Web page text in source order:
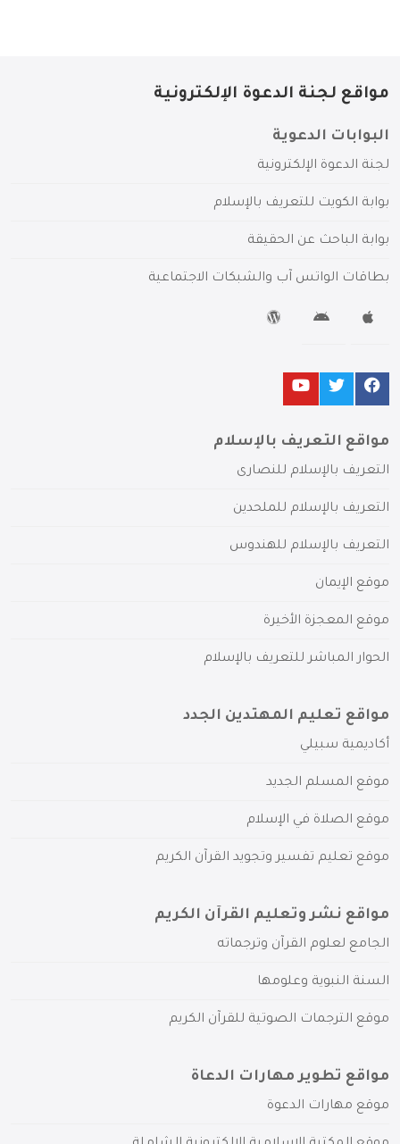
مواقع لجنة الدعوة الإلكترونية
البوابات الدعوية
لجنة الدعوة الإلكترونية
بوابة الكويت للتعريف بالإسلام
بوابة الباحث عن الحقيقة
بطاقات الواتس آب والشبكات الاجتماعية
مواقع التعريف بالإسلام
التعريف بالإسلام للنصارى
التعريف بالإسلام للملحدين
التعريف بالإسلام للهندوس
موقع الإيمان
موقع المعجزة الأخيرة
الحوار المباشر للتعريف بالإسلام
مواقع تعليم المهتدين الجدد
أكاديمية سبيلي
موقع المسلم الجديد
موقع الصلاة في الإسلام
موقع تعليم تفسير وتجويد القرآن الكريم
مواقع نشر وتعليم القرآن الكريم
الجامع لعلوم القرآن وترجماته
السنة النبوية وعلومها
موقع الترجمات الصوتية للقرآن الكريم
مواقع تطوير مهارات الدعاة
موقع مهارات الدعوة